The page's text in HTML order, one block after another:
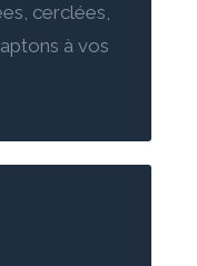
cerclées,
à vos